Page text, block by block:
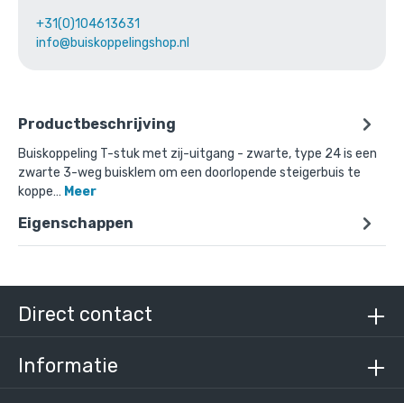
+31(0)104613631
info@buiskoppelingshop.nl
Productbeschrijving
Buiskoppeling T-stuk met zij-uitgang - zwarte, type 24 is een
zwarte 3-weg buisklem om een doorlopende steigerbuis te
koppe… Meer
Eigenschappen
€0,00 incl. BTW
Ga naar winkelmandje
Direct contact
Informatie